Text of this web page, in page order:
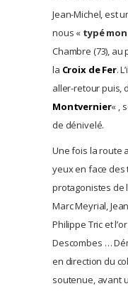
Jean-Michel, est
nous « typé
Chambre (73), au
la Croix de Fer.
aller-retour puis,
Montvernier« ,
de dénivelé.
Une fois la route
yeux en face des
protagonistes de
Marc Meyrial,
Philippe Tric et
Descombes …
en direction du
soutenue, avant